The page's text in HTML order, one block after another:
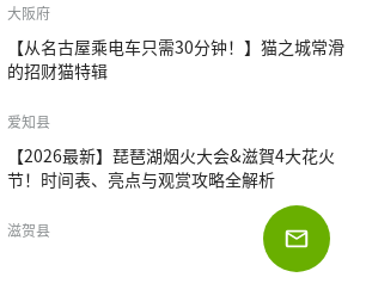
大阪府
【从名古屋乘电车只需30分钟！】猫之城常滑
的招财猫特辑
爱知县
【2026最新】琵琶湖烟火大会&滋賀4大花火
节！时间表、亮点与观赏攻略全解析
滋贺县